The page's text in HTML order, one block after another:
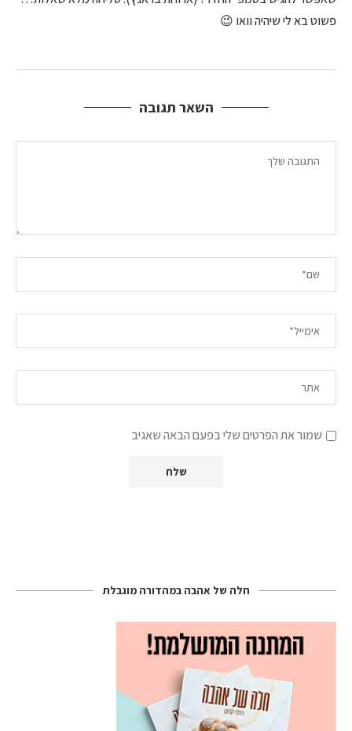
פשוט בא לי שיהיה וואו 😉
השאר תגובה
שמור את הפרטים שלי בפעם הבאה שאגיב
חלה של אהבה במהדורה מוגבלת